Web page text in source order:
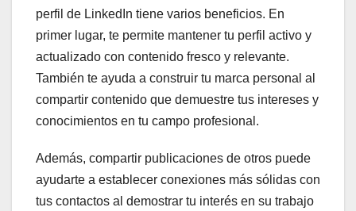
perfil de LinkedIn tiene varios beneficios. En
primer lugar, te permite mantener tu perfil activo y
actualizado con contenido fresco y relevante.
También te ayuda a construir tu marca personal al
compartir contenido que demuestre tus intereses y
conocimientos en tu campo profesional.
Además, compartir publicaciones de otros puede
ayudarte a establecer conexiones más sólidas con
tus contactos al demostrar tu interés en su trabajo